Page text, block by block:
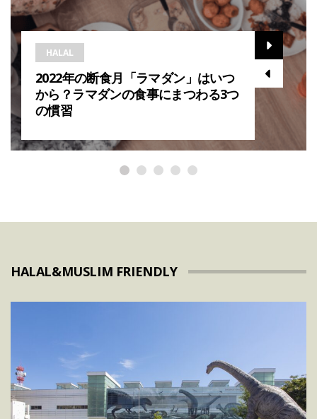
HALAL
2022年の断食月「ラマダン」はいつ
から？ラマダンの食事にまつわる3つ
の慣習
HALAL&MUSLIM FRIENDLY